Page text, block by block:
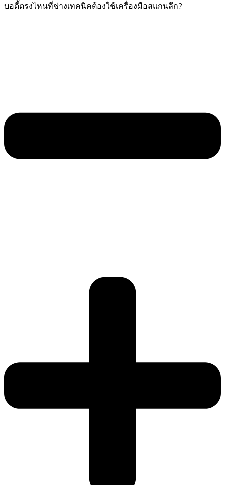
บอดี้ตรงไหนที่ช่างเทคนิคต้องใช้เครื่องมือสแกนลึก?